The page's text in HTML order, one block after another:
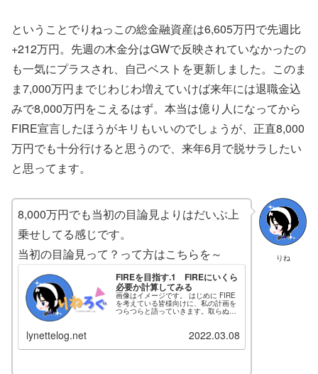
ということでりねっこの総金融資産は6,605万円で先週比
+212万円。先週の木金分はGWで反映されていなかったの
も一気にプラスされ、自己ベストを更新しました。このま
ま7,000万円までじわじわ増えていけば来年には退職金込
みで8,000万円をこえるはず。本当は億り人になってから
FIRE宣言したほうがキリもいいのでしょうが、正直8,000
万円でも十分行けると思うので、来年6月で脱サラしたい
と思ってます。
りね
8,000万円でも当初の目論見よりはだいぶ上
乗せしてる感じです。
当初の目論見って？って方はこちらを～
FIREを目指す.1 FIREにいくら
必要か計算してみる
画像はイメージです。 はじめに FIRE
を考えている皆様向けに、私の計画を
つらつらと語っていきます。取らぬ狸
りますが、あくまで現時点での目論見
です。こんな風に計画しているん...
lynettelog.net 2022.03.08